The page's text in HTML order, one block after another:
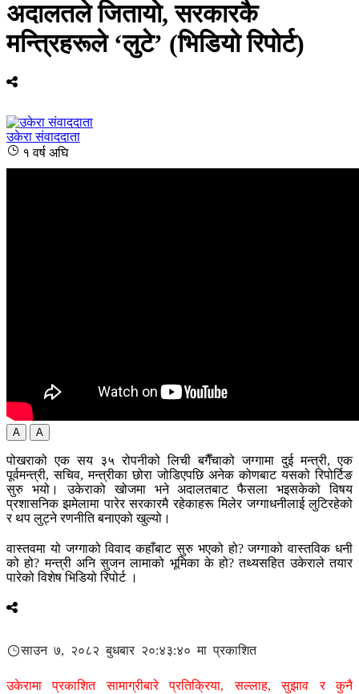
अदालतले जितायो, सरकारकै
मन्त्रिहरूले ‘लुटे’ (भिडियो रिपोर्ट)
उकेरा संवाददाता
१ वर्ष अघि
A A
पोखराको एक सय ३५ रोपनीको लिची बगैँचाको जग्गामा दुई मन्त्री, एक
पूर्वमन्त्री, सचिव, मन्त्रीका छोरा जोडिएपछि अनेक कोणबाट यसको रिपोर्टिङ
सुरु भयो। उकेराको खोजमा भने अदालतबाट फैसला भइसकेको विषय
प्रशासनिक झमेलामा पारेर सरकारमै रहेकाहरू मिलेर जग्गाधनीलाई लुटिरहेको
र थप लुट्ने रणनीति बनाएको खुल्यो।
वास्तवमा यो जग्गाको विवाद कहाँबाट सुरु भएको हो? जग्गाको वास्तविक धनी
को हो? मन्त्री अनि सुजन लामाको भूमिका के हो? तथ्यसहित उकेराले तयार
पारेको विशेष भिडियो रिपोर्ट ।
साउन ७, २०८२ बुधबार २०:४३:४० मा प्रकाशित
उकेरामा प्रकाशित सामाग्रीबारे प्रतिक्रिया, सल्लाह, सुझाव र कुनै